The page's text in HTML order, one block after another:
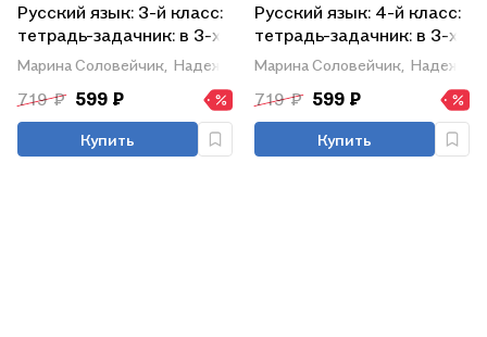
Русский язык: 3-й класс:
тетрадь-задачник: в 3-х
частях. Часть 2
Марина Соловейчик, Надежда Кузьменко
719 ₽ 599 ₽
Купить
Русский язык: 4-й класс:
тетрадь-задачник: в 3-х
частях. Часть 1
Марина Соловейчик, Надежда
719 ₽ 599 ₽
Купить